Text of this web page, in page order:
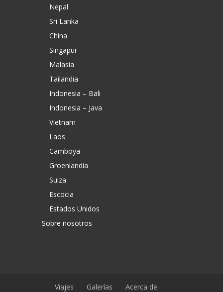
Nepal
Sri Lanka
China
Singapur
Malasia
Tailandia
Indonesia – Bali
Indonesia – Java
Vietnam
Laos
Camboya
Groenlandia
Suiza
Escocia
Estados Unidos
Sobre nosotros
Viajes Galerías Acerca de